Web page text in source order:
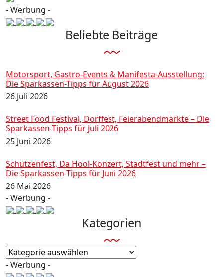
- Werbung -
Beliebte Beiträge
Motorsport, Gastro-Events & Manifesta-Ausstellung:
Die Sparkassen-Tipps für August 2026
26 Juli 2026
Street Food Festival, Dorffest, Feierabendmärkte – Die
Sparkassen-Tipps für Juli 2026
25 Juni 2026
Schützenfest, Da Hool-Konzert, Stadtfest und mehr –
Die Sparkassen-Tipps für Juni 2026
26 Mai 2026
- Werbung -
Kategorien
Kategorien
- Werbung -